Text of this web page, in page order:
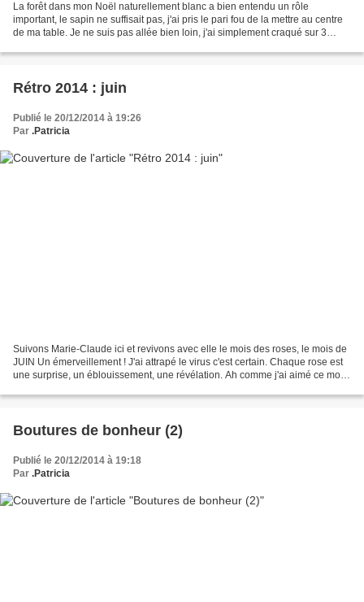
La forêt dans mon Noël naturellement blanc a bien entendu un rôle
important, le sapin ne suffisait pas, j'ai pris le pari fou de la mettre au centre
de ma table. Je ne suis pas allée bien loin, j'ai simplement craqué sur 3
Rétro 2014 : juin
Publié le 20/12/2014 à 19:26
Par .Patricia
Suivons Marie-Claude ici et revivons avec elle le mois des roses, le mois de
JUIN Un émerveillement ! J'ai attrapé le virus c'est certain. Chaque rose est
une surprise, un éblouissement, une révélation. Ah comme j'ai aimé ce mois
Boutures de bonheur (2)
Publié le 20/12/2014 à 19:18
Par .Patricia